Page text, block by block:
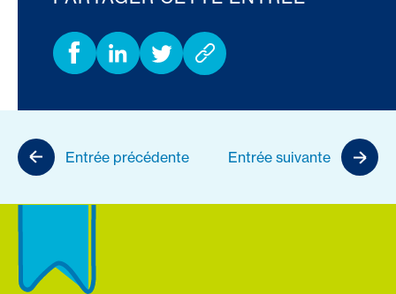
Entrée précédente Entrée suivante